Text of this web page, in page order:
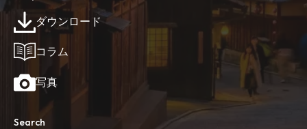
ダウンロード
コラム
写真
Search